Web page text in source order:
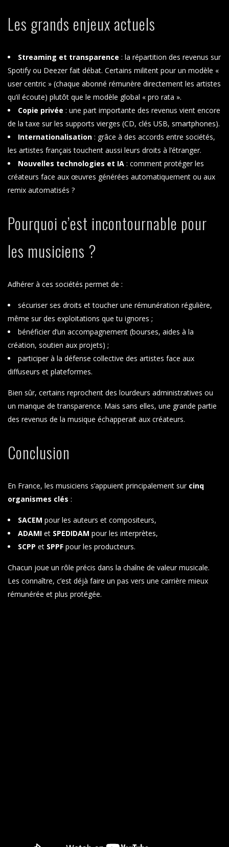
Les grands enjeux actuels
Streaming et transparence : la répartition des revenus sur
Spotify ou Deezer fait débat. Certains militent pour un modèle «
user centric » (chaque abonné rémunère directement les artistes
qu’il écoute) plutôt que le modèle global « pro rata ».
Copie privée : une part importante des revenus vient encore
de la taxe sur les supports vierges (CD, clés USB, smartphones).
Internationalisation : grâce à des accords entre sociétés,
les artistes français touchent aussi leurs droits à l’étranger.
Nouvelles technologies et IA : comment protéger les
créateurs face aux œuvres générées automatiquement ou aux
remix automatisés ?
Pourquoi c’est incontournable pour
les musiciens ?
Adhérer à ces sociétés permet de :
sécuriser ses droits et toucher une rémunération régulière,
même sur des exploitations que tu ignores ;
bénéficier d’un accompagnement (bourses, aides à la
création, soutien aux projets) ;
participer à la défense collective des artistes face aux
diffuseurs et plateformes.
Bien sûr, certains reprochent des lourdeurs administratives ou
un manque de transparence. Mais sans elles, une grande partie
des revenus de la musique échapperait aux créateurs.
Conclusion
En France, les musiciens s’appuient principalement sur cinq
organismes clés :
SACEM pour les auteurs et compositeurs,
ADAMI et SPEDIDAM pour les interprètes,
SCPP et SPPF pour les producteurs.
Chacun joue un rôle précis dans la chaîne de valeur musicale.
Les connaître, c’est déjà faire un pas vers une carrière mieux
rémunérée et plus protégée.